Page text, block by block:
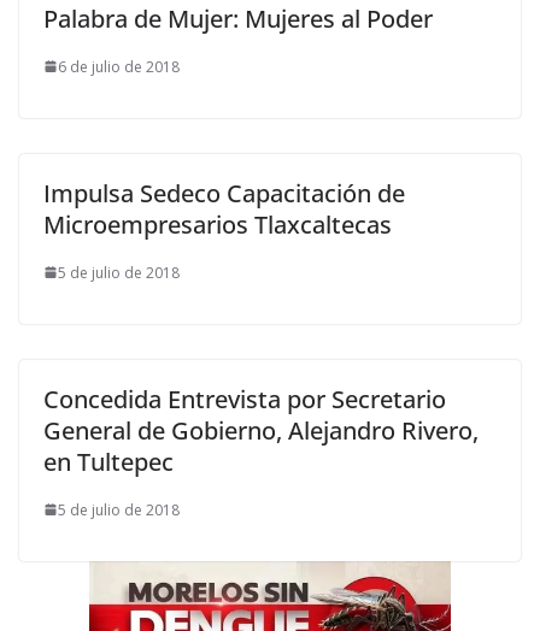
Palabra de Mujer: Mujeres al Poder
6 de julio de 2018
Impulsa Sedeco Capacitación de
Microempresarios Tlaxcaltecas
5 de julio de 2018
Concedida Entrevista por Secretario
General de Gobierno, Alejandro Rivero,
en Tultepec
5 de julio de 2018